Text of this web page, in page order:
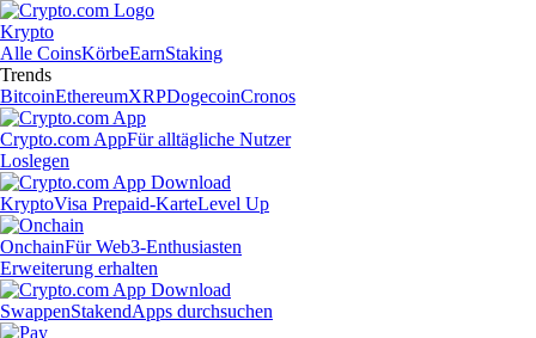
Krypto
Alle CoinsKörbeEarnStaking
Trends
BitcoinEthereumXRPDogecoinCronos
Crypto.com AppFür alltägliche Nutzer
Loslegen
KryptoVisa Prepaid-KarteLevel Up
OnchainFür Web3-Enthusiasten
Erweiterung erhalten
SwappenStakendApps durchsuchen